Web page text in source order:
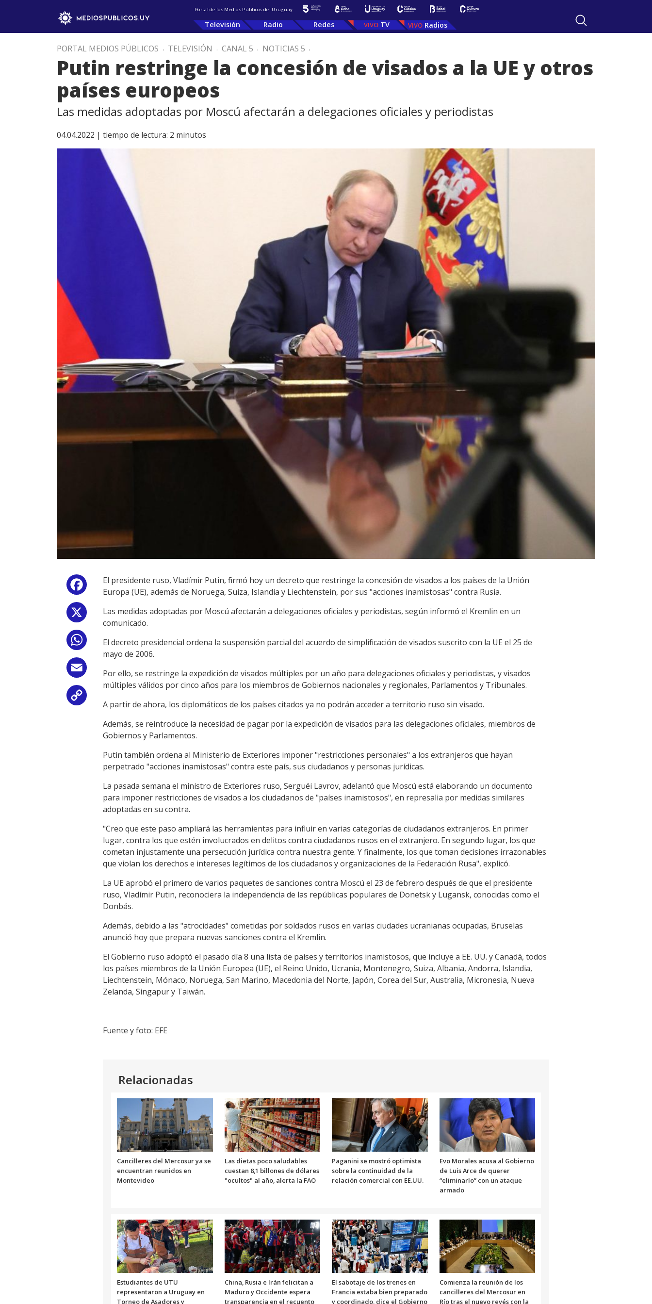
Portal de los Medios Públicos del Uruguay
Televisión Radio Redes TV Radios
PORTAL MEDIOS PÚBLICOS . TELEVISIÓN . CANAL 5 . NOTICIAS 5 .
Putin restringe la concesión de visados a la UE y otros
países europeos
Las medidas adoptadas por Moscú afectarán a delegaciones oficiales y periodistas
04.04.2022 | tiempo de lectura: 2 minutos
Facebook
WhatsApp
Email
El presidente ruso, Vladímir Putin, firmó hoy un decreto que restringe la concesión de visados a los países de la Unión
Europa (UE), además de Noruega, Suiza, Islandia y Liechtenstein, por sus "acciones inamistosas" contra Rusia.
Las medidas adoptadas por Moscú afectarán a delegaciones oficiales y periodistas, según informó el Kremlin en un
comunicado.
El decreto presidencial ordena la suspensión parcial del acuerdo de simplificación de visados suscrito con la UE el 25 de
mayo de 2006.
Por ello, se restringe la expedición de visados múltiples por un año para delegaciones oficiales y periodistas, y visados
múltiples válidos por cinco años para los miembros de Gobiernos nacionales y regionales, Parlamentos y Tribunales.
A partir de ahora, los diplomáticos de los países citados ya no podrán acceder a territorio ruso sin visado.
Además, se reintroduce la necesidad de pagar por la expedición de visados para las delegaciones oficiales, miembros de
Gobiernos y Parlamentos.
Putin también ordena al Ministerio de Exteriores imponer "restricciones personales" a los extranjeros que hayan
perpetrado "acciones inamistosas" contra este país, sus ciudadanos y personas jurídicas.
La pasada semana el ministro de Exteriores ruso, Serguéi Lavrov, adelantó que Moscú está elaborando un documento
para imponer restricciones de visados a los ciudadanos de "países inamistosos", en represalia por medidas similares
adoptadas en su contra.
"Creo que este paso ampliará las herramientas para influir en varias categorías de ciudadanos extranjeros. En primer
lugar, contra los que estén involucrados en delitos contra ciudadanos rusos en el extranjero. En segundo lugar, los que
cometan injustamente una persecución jurídica contra nuestra gente. Y finalmente, los que toman decisiones irrazonables
que violan los derechos e intereses legítimos de los ciudadanos y organizaciones de la Federación Rusa", explicó.
La UE aprobó el primero de varios paquetes de sanciones contra Moscú el 23 de febrero después de que el presidente
ruso, Vladímir Putin, reconociera la independencia de las repúblicas populares de Donetsk y Lugansk, conocidas como el
Donbás.
Además, debido a las "atrocidades" cometidas por soldados rusos en varias ciudades ucranianas ocupadas, Bruselas
anunció hoy que prepara nuevas sanciones contra el Kremlin.
El Gobierno ruso adoptó el pasado día 8 una lista de países y territorios inamistosos, que incluye a EE. UU. y Canadá, todos
los países miembros de la Unión Europea (UE), el Reino Unido, Ucrania, Montenegro, Suiza, Albania, Andorra, Islandia,
Liechtenstein, Mónaco, Noruega, San Marino, Macedonia del Norte, Japón, Corea del Sur, Australia, Micronesia, Nueva
Zelanda, Singapur y Taiwán.
Fuente y foto: EFE
Relacionadas
Cancilleres del Mercosur ya se
encuentran reunidos en
Montevideo
Las dietas poco saludables
cuestan 8,1 billones de dólares
"ocultos" al año, alerta la FAO
Paganini se mostró optimista
sobre la continuidad de la
relación comercial con EE.UU.
Evo Morales acusa al Gobierno
de Luis Arce de querer
“eliminarlo” con un ataque
armado
Estudiantes de UTU
representaron a Uruguay en
Torneo de Asadores y
China, Rusia e Irán felicitan a
Maduro y Occidente espera
transparencia en el recuento
El sabotaje de los trenes en
Francia estaba bien preparado
y coordinado, dice el Gobierno
Comienza la reunión de los
cancilleres del Mercosur en
Río tras el nuevo revés con la